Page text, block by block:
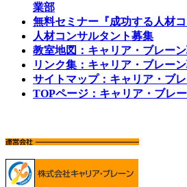
業部
無料セミナー『成功する人材
人材コンサルタント募集
教室地図：キャリア・ブレー
リンク集：キャリア・ブレー
サイトマップ：キャリア・ブ
TOPページ：キャリア・ブレ